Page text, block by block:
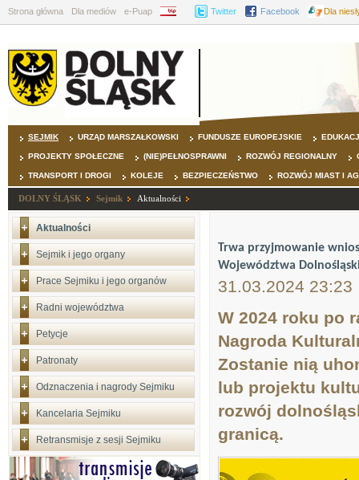
Strona główna Dla mediów e-Puap BIP Twitter Facebook Dla
SEJMIK URZĄD MARSZAŁKOWSKI FUNDUSZE EUROPEJSKIE
PROJEKTY SPOŁECZNE (NIE)PEŁNOSPRAWNI ROZWÓJ REGIONALNY
TRANSPORT I DROGI KOLEJE BEZPIECZEŃSTWO ROZWÓJ MIAST I
DOLNY ŚLĄSK Sejmik Aktualności
Aktualności
Sejmik i jego organy
Prace Sejmiku i jego organów
Radni województwa
Petycje
Patronaty
Odznaczenia i nagrody Sejmiku
Kancelaria Sejmiku
Retransmisje z sesji Sejmiku
Trwa przyjmowanie
Województwa
31.03.2024 23:23
W 2024 roku po
Nagroda
Zostanie nią
lub projektu
rozwój
granicą.